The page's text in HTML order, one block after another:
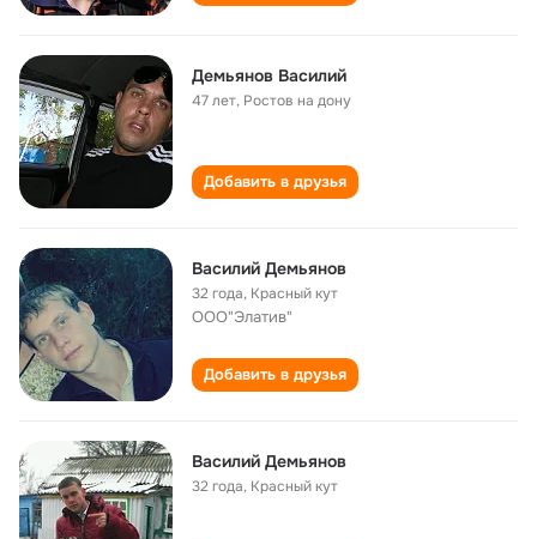
Демьянов Василий
47 лет, Ростов на дону
Добавить в друзья
Василий Демьянов
32 года, Красный кут
ООО"Элатив"
Добавить в друзья
Василий Демьянов
32 года, Красный кут